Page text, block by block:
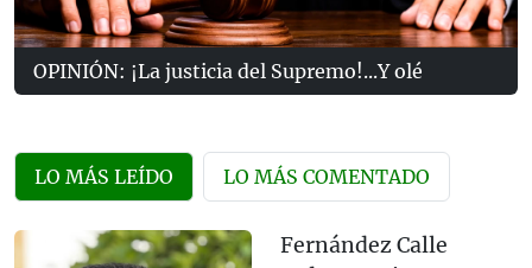
OPINIÓN: ¡La justicia del Supremo!...Y olé
LO MÁS LEÍDO LO MÁS COMENTADO
Fernández Calle